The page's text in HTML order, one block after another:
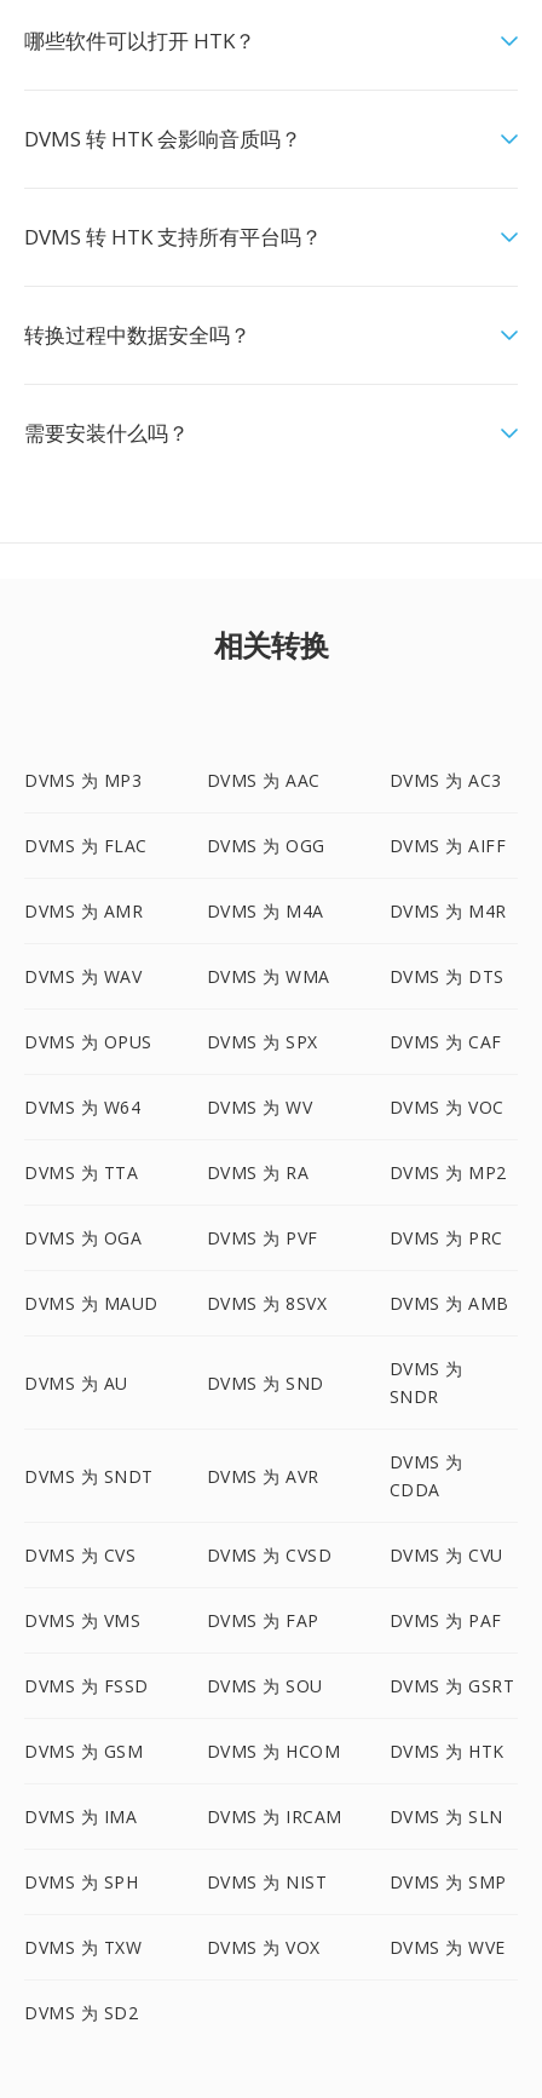
哪些软件可以打开 HTK？
DVMS 转 HTK 会影响音质吗？
DVMS 转 HTK 支持所有平台吗？
转换过程中数据安全吗？
需要安装什么吗？
相关转换
DVMS 为 MP3 DVMS 为 AAC DVMS 为 AC3
DVMS 为 FLAC DVMS 为 OGG DVMS 为 AIFF
DVMS 为 AMR DVMS 为 M4A DVMS 为 M4R
DVMS 为 WAV DVMS 为 WMA DVMS 为 DTS
DVMS 为 OPUS DVMS 为 SPX DVMS 为 CAF
DVMS 为 W64 DVMS 为 WV DVMS 为 VOC
DVMS 为 TTA DVMS 为 RA DVMS 为 MP2
DVMS 为 OGA DVMS 为 PVF DVMS 为 PRC
DVMS 为 MAUD DVMS 为 8SVX DVMS 为 AMB
DVMS 为 AU DVMS 为 SND
DVMS 为
SNDR
DVMS 为 SNDT DVMS 为 AVR
DVMS 为
CDDA
DVMS 为 CVS DVMS 为 CVSD DVMS 为 CVU
DVMS 为 VMS DVMS 为 FAP DVMS 为 PAF
DVMS 为 FSSD DVMS 为 SOU DVMS 为 GSRT
DVMS 为 GSM DVMS 为 HCOM DVMS 为 HTK
DVMS 为 IMA DVMS 为 IRCAM DVMS 为 SLN
DVMS 为 SPH DVMS 为 NIST DVMS 为 SMP
DVMS 为 TXW DVMS 为 VOX DVMS 为 WVE
DVMS 为 SD2